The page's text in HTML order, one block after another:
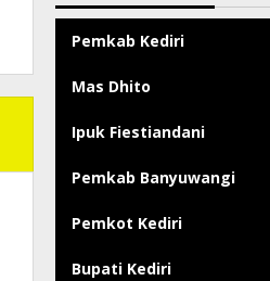
Pemkab Kediri
Mas Dhito
Ipuk Fiestiandani
Pemkab Banyuwangi
Pemkot Kediri
Bupati Kediri